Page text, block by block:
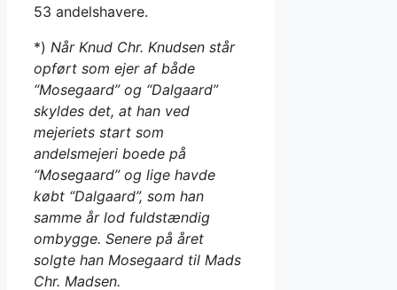
53 andelshavere.
*) Når Knud Chr. Knudsen står
opført som ejer af både
“Mosegaard” og “Dalgaard”
skyldes det, at han ved
mejeriets start som
andelsmejeri boede på
“Mosegaard” og lige havde
købt “Dalgaard”, som han
samme år lod fuldstændig
ombygge. Senere på året
solgte han Mosegaard til Mads
Chr. Madsen.